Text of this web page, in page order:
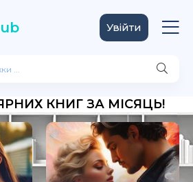
Увійти
КНИГ ЗА МІСЯЦЬ!